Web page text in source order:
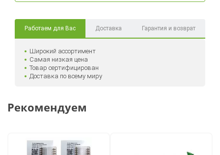
Работаем для Вас Доставка Гарантия и возврат
Широкий ассортимент
Самая низкая цена
Товар сертифицирован
Доставка по всему миру
Рекомендуем